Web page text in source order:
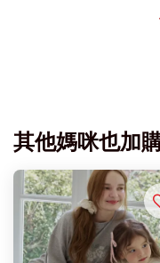
其他媽咪也加